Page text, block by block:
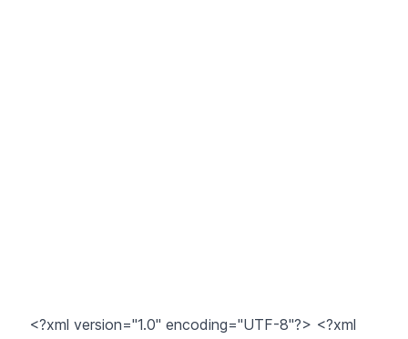
<?xml version="1.0" encoding="UTF-8"?> <?xml